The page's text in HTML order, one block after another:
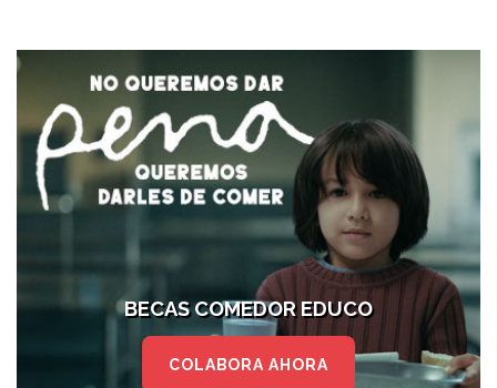
BECAS COMEDOR EDUCO
COLABORA AHORA